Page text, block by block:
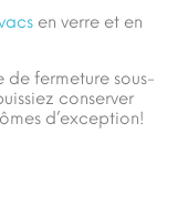
en verre et en
de fermeture sous-
conserver
d’exception!